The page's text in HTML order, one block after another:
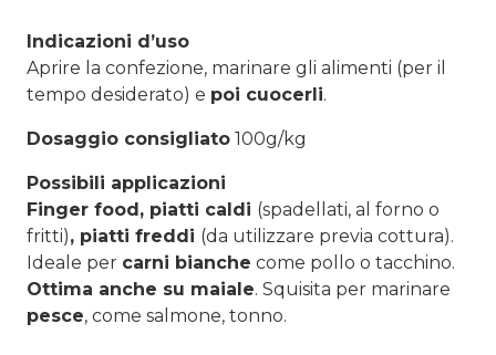
Indicazioni d’uso
Aprire la confezione, marinare gli alimenti (per il
tempo desiderato) e poi cuocerli.
Dosaggio consigliato 100g/kg
Possibili applicazioni
Finger food, piatti caldi (spadellati, al forno o
fritti), piatti freddi (da utilizzare previa cottura).
Ideale per carni bianche come pollo o tacchino.
Ottima anche su maiale. Squisita per marinare
pesce, come salmone, tonno.